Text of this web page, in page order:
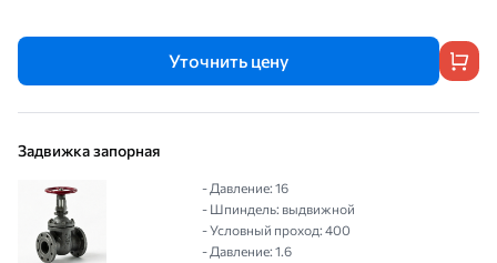
Уточнить цену
Задвижка запорная
- Давление: 16
- Шпиндель: выдвижной
- Условный проход: 400
- Давление: 1.6